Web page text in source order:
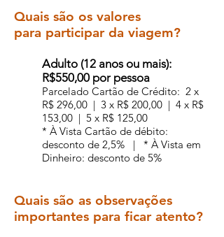
Quais são os valores
para participar da viagem?
Adulto (12 anos ou mais):
R$550,00 por pessoa
Parcelado Cartão de Crédito: 2 x
R$ 296,00 | 3 x R$ 200,00 | 4 x R$
153,00 | 5 x R$ 125,00
* À Vista Cartão de débito:
desconto de 2,5% | * À Vista em
Dinheiro: desconto de 5%
Quais são as observações
importantes para ficar atento?